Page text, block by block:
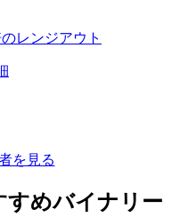
レンジアウト
を見る
すめバイナリー